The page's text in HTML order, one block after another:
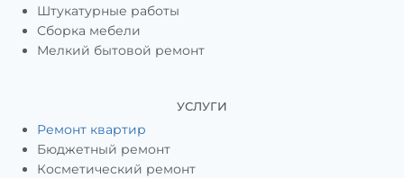
Штукатурные работы
Сборка мебели
Мелкий бытовой ремонт
УСЛУГИ
Ремонт квартир
Бюджетный ремонт
Косметический ремонт